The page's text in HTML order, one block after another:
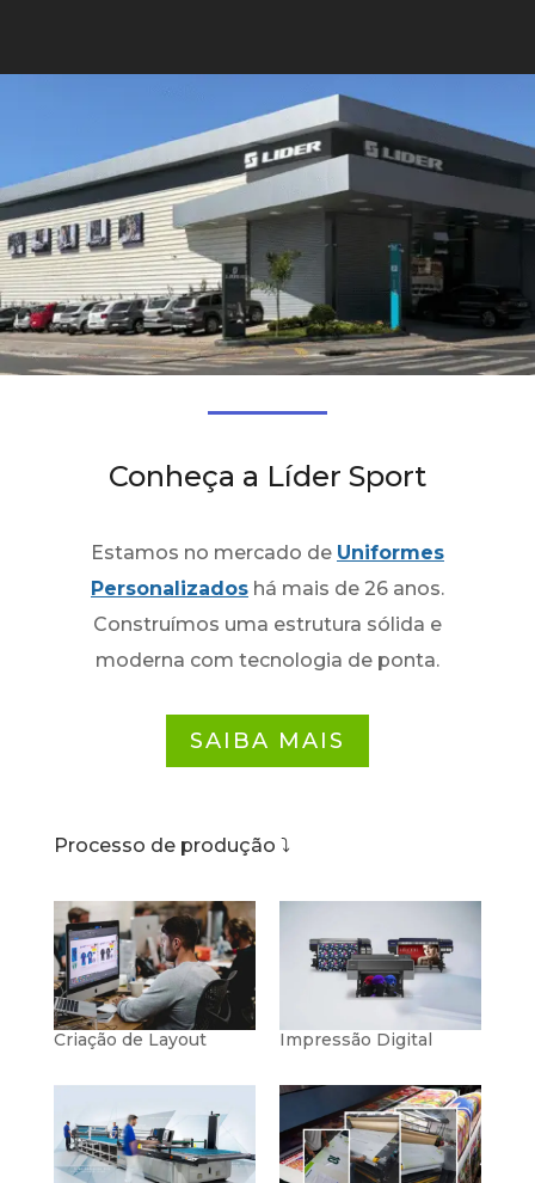
Conheça a Líder Sport
Estamos no mercado de Uniformes
Personalizadoshá mais de 26 anos.
Construímos uma estrutura sólida e
moderna com tecnologia de ponta.
SAIBA MAIS
Processo de produção ⤵️
Criação de Layout Impressão Digital